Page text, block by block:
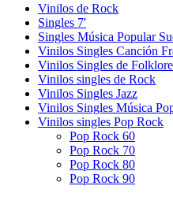
Vinilos de Rock
Singles 7'
Singles Música Popular
Vinilos Singles Canción
Vinilos Singles de Folklore
Vinilos singles de Rock
Vinilos Singles Jazz
Vinilos Singles Música
Vinilos singles Pop Rock
Pop Rock 60
Pop Rock 70
Pop Rock 80
Pop Rock 90